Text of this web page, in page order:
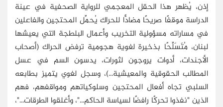
إذن، يُظهر هذا الحقل المعجمي للرواية الصحفية في عينة
الدراسة موقفًا صريحًا مضادًّا للحراك يُحمِّل المحتجين والفاعلين
في مساراته مسؤولية التخريب وأعمال البلطجة التي يعيشها
لبنان، مُتَسَلِّحًا بذخيرة لغوية هجومية ترفض الحراك (أصحاب
الأجندات، أدوات يروجون لثورات، يدسون السم في عسل
المطالب الحقوقية والمعيشية...)، وسجل لغوي يتميز بطابعه
السلبي تجاه أفعال المحتجين وسلوكياتهم ومواقفهم، فهم
الذين "نفذوا تحركًا رافضًا لسياسة الحاكم..."، وأغلقوا الطرقات..."،